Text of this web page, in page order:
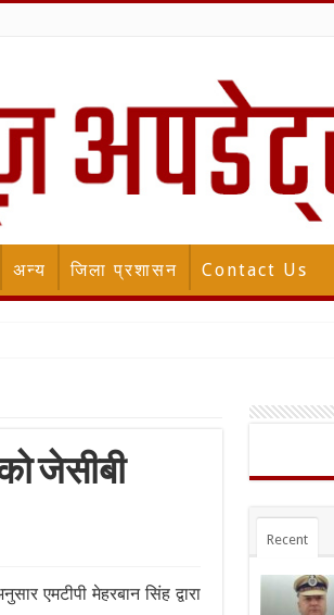
अन्य जिला प्रशासन Contact Us
जेसीबी
एमटीपी मेहरबान सिंह द्वारा
Recent